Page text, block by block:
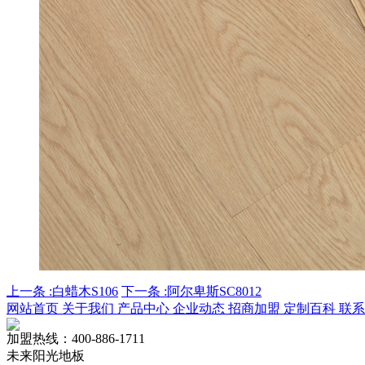
上一条 :白蜡木S106 下一条 :阿尔卑斯SC8012
网站首页 关于我们 产品中心 企业动态 招商加盟 定制百科 联
加盟热线： 400-886-1711
未来阳光地板